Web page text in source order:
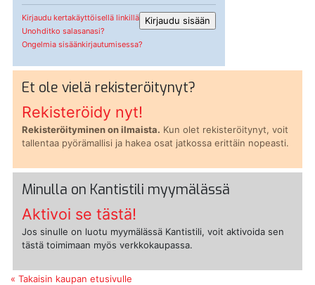
Kirjaudu kertakäyttöisellä linkillä
Unohditko salasanasi?
Ongelmia sisäänkirjautumisessa?
Et ole vielä rekisteröitynyt?
Rekisteröidy nyt!
Rekisteröityminen on ilmaista. Kun olet rekisteröitynyt, voit
tallentaa pyörämallisi ja hakea osat jatkossa erittäin nopeasti.
Minulla on Kantistili myymälässä
Aktivoi se tästä!
Jos sinulle on luotu myymälässä Kantistili, voit aktivoida sen
tästä toimimaan myös verkkokaupassa.
« Takaisin kaupan etusivulle